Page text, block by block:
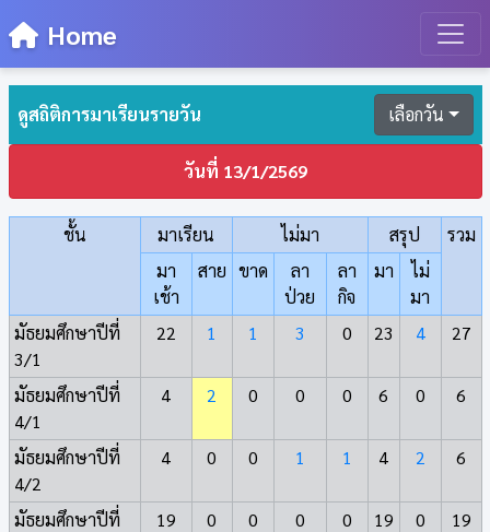
Home
ดูสถิติการมาเรียนรายวัน เลือกวัน
วันที่ 13/1/2569
ชั้น มาเรียน ไม่มา สรุป
รวม
มา
เช้า
สาย ขาด
ลา
ป่วย
ลา
กิจ
มา
ไม่
มา
มัธยมศึกษาปีที่
3/1
22 1 1 3 0 23 4 27
มัธยมศึกษาปีที่
4/1
4 2 0 0 0 6 0 6
มัธยมศึกษาปีที่
4/2
4 0 0 1 1 4 2 6
มัธยมศึกษาปีที่
19 0 0 0 0 19 0 19